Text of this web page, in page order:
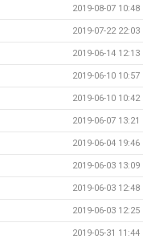
2019-08-07 10:48
2019-07-22 22:03
2019-06-14 12:13
2019-06-10 10:57
2019-06-10 10:42
2019-06-07 13:21
2019-06-04 19:46
2019-06-03 13:09
2019-06-03 12:48
2019-06-03 12:25
2019-05-31 11:44